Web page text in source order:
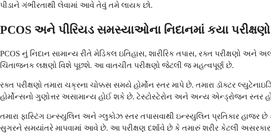
પીડાને ગંભીરતાથી લેવામાં આવે તેવું તમે લાયક છો.
PCOS અને પીરિયડ સમસ્યાઓના નિદાનમાં કયા
PCOS નું નિદાન સામાન્ય રીતે મેડિકલ ઇતિહાસ, શારીરિક તપાસ, રક્ત પરીક્ષણો અને
ચિંતાજનક લક્ષણો વિશે પૂછશે. આ વાતચીત પરીક્ષણો જેટલી જ મહત્વપૂર્ણ છે.
રક્ત પરીક્ષણો તમારા ચક્રના ચોક્કસ સમયે હોર્મોન સ્તર માપે છે. તમારા ડૉક્ટર
હોર્મોન્સનો ગુણોત્તર અસામાન્ય હોઈ શકે છે. ટેસ્ટોસ્ટેરોન અને અન્ય એન્ડ્રોજન સ્તર
તમારા ફાસ્ટિંગ ઇન્સ્યુલિન અને ગ્લુકોઝ સ્તર તપાસવાથી ઇન્સ્યુલિન પ્રતિકાર
સુગરને સમયાંતરે માપવામાં આવે છે. આ પરીક્ષણ દર્શાવે છે કે તમારું શરીર કેટલી